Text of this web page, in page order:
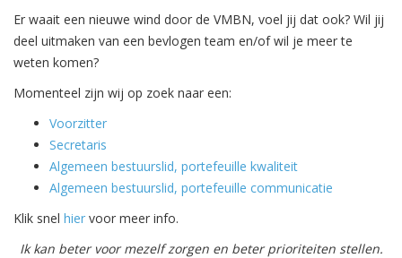
Er waait een nieuwe wind door de VMBN, voel jij dat ook? Wil jij
deel uitmaken van een bevlogen team en/of wil je meer te
weten komen?
Momenteel zijn wij op zoek naar een:
Voorzitter
Secretaris
Algemeen bestuurslid, portefeuille kwaliteit
Algemeen bestuurslid, portefeuille communicatie
Klik snel hier voor meer info.
Ik kan beter voor mezelf zorgen en beter prioriteiten stellen.